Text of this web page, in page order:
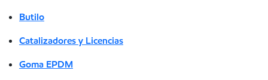
Butilo
Catalizadores y Licencias
Goma EPDM